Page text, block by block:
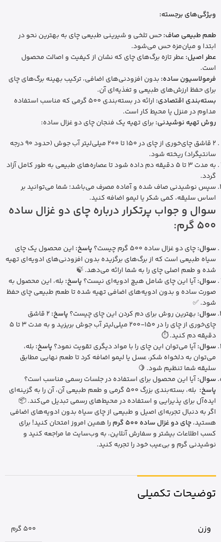
ویژگی‌های برجسته:
طعم طبیعی صاف:حس تلخی و شیرینی طبیعی چای به بهترین نحو در
ابتدا و میان‌مزه حس می‌شود.
عطر اصیل:عطر تازه برگ‌های چای که نشان از کیفیت و اصالت محصول
است.
فرمولاسیون ساده: بدون افزودنی‌های اضافی، ترکیب بهینه برگ‌های چای
برای حفظ ارزش‌های طبیعی و تغذیه‌ای آن.
بسته‌بندی اقتصادی:
ارائه در بسته‌بندی 500 گرمی که مناسب استفاده
مداوم در منزل یا محیط کار است.
روش تهیه نوشیدنی: برای تهیه یک فنجان چای دو غزال ساده:
2 قاشق چای‌خوری از چای در 150 تا 200 میلی‌لیتر آب جوش (حدود 90 درجه
سانتیگراد) ریخته شود.
به مدت 3 تا 5 دقیقه دم داده شود تا عصاره‌های طبیعی به طور کامل آزاد
گردد.
سپس نوشیدنی صاف شده و آماده مصرف می‌باشد؛ شما می‌توانید بر
اساس سلیقه، کمی شکر یا لیمو اضافه کنید.
سوال و جواب پرتکرار درباره چای دو غزال ساده
500 گرم:
سوال:چای دو غزال ساده 500 گرم چیست؟ پاسخ: این محصول یک چای
سیاه طبیعی است که از برگ‌های برگزیده بدون افزودنی‌های ادویه‌ای تهیه
شده و طعم اصلی چای را به شما ارائه می‌دهد. 🍃
سوال:آیا این چای شامل هیچ ادویه‌ای نیست؟ پاسخ: بله، این محصول به
صورت ساده و بدون ادویه‌های اضافی تهیه شده تا طعم طبیعی چای حفظ
شود. ✅
سوال: بهترین روش برای دم کردن این چای چیست؟ پاسخ:
2 قاشق
چای‌خوری از چای را در 150-200 میلی‌لیتر آب جوش بریزید و به مدت 3 تا 5
دقیقه دم کنید. ⏱️
سوال:آیا می‌توان این چای را با مواد دیگری تقویت نمود؟ پاسخ: بله،
می‌توان به دلخواه شکر، عسل یا لیمو اضافه کرد تا طعم نهایی مطابق
سلیقه شما تنظیم شود. 🍋
سوال:آیا این محصول برای استفاده در جلسات رسمی مناسب است؟
پاسخ:
بله، بسته‌بندی بزرگ 500 گرمی و طعم طبیعی آن، آن را به گزینه‌ای
ایده‌آل برای پذیرایی و استفاده در محیط‌‌های رسمی تبدیل می‌کند. 📦
اگر به دنبال تجربه‌ای اصیل و طبیعی از چای سیاه بدون ادویه‌های اضافی
هستید،چای دو غزال ساده 500 گرم
را همین امروز امتحان کنید! برای
کسب اطلاعات بیشتر و سفارش آنلاین، به وب‌سایت ما مراجعه کنید و
نوشیدنی گرم و بی‌عیب خود را تجربه کنید.
توضیحات تکمیلی
وزن 500 گرم